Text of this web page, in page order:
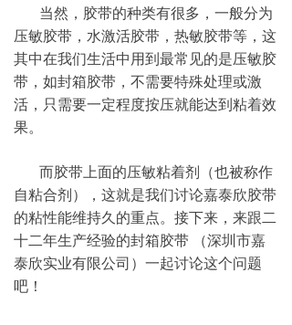
当然，胶带的种类有很多，一般分为
压敏胶带，水激活胶带，热敏胶带等，这
其中在我们生活中用到最常见的是压敏胶
带，如封箱胶带，不需要特殊处理或激
活，只需要一定程度按压就能达到粘着效
果。
而胶带上面的压敏粘着剂（也被称作
自粘合剂），这就是我们讨论嘉泰欣胶带
的粘性能维持久的重点。接下来，来跟二
十二年生产经验的封箱胶带
（深圳市嘉
泰欣实业有限公司）一起讨论这个问题
吧！